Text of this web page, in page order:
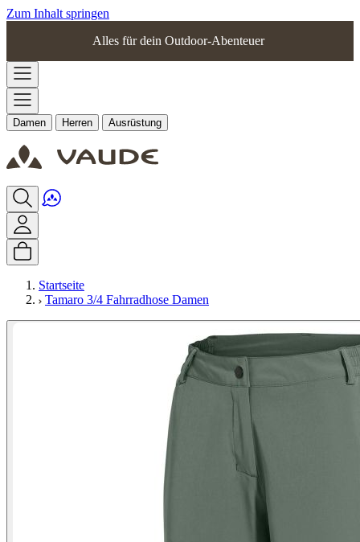
Zum Inhalt springen
Alles für dein Outdoor-Abenteuer
Damen Herren Ausrüstung
Startseite
Tamaro 3/4 Fahrradhose Damen